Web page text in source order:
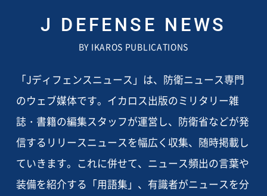
J DEFENSE NEWS
BY IKAROS PUBLICATIONS
「Jディフェンスニュース」は、防衛ニュース専門
のウェブ媒体です。イカロス出版のミリタリー雑
誌・書籍の編集スタッフが運営し、防衛省などが発
信するリリースニュースを幅広く収集、随時掲載し
ていきます。これに併せて、ニュース頻出の言葉や
装備を紹介する「用語集」、有識者がニュースを分